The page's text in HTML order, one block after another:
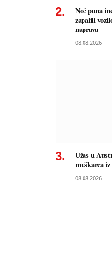
Noć puna
zapalili
naprava
08.08.2026
Užas u
muškarca
08.08.2026